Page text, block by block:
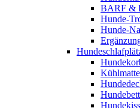
BARF &
Hunde-
Hunde-
Hundebett